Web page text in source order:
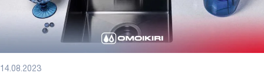
14.08.2023